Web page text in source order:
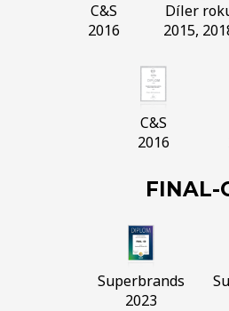
C&S
2016
Díler
2015,
C&S
2016
FINAL-
Superbrands
2023